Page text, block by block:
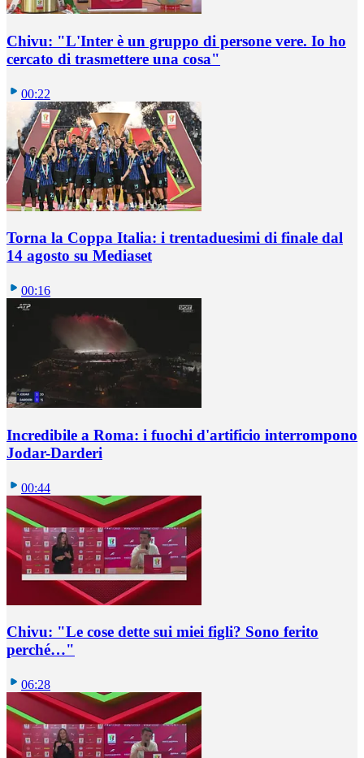
Chivu: "L'Inter è un gruppo di persone vere. Io ho
cercato di trasmettere una cosa"
00:22
Torna la Coppa Italia: i trentaduesimi di finale dal
14 agosto su Mediaset
00:16
Incredibile a Roma: i fuochi d'artificio interrompono
Jodar-Darderi
00:44
Chivu: "Le cose dette sui miei figli? Sono ferito
perché…"
06:28